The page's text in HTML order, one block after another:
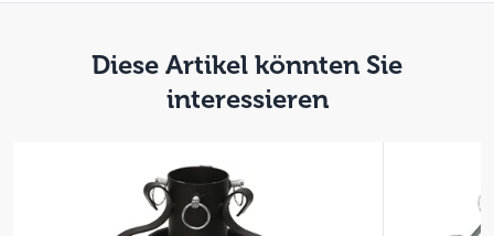
Diese Artikel könnten Sie
interessieren